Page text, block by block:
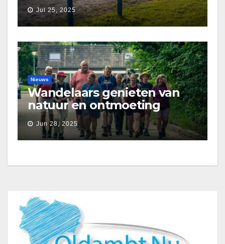
Jul 25, 2025
Nieuws
Wandelaars genieten van
natuur en ontmoeting
tijdens Etapperonde
Pronkjewailpad
Jun 28, 2025